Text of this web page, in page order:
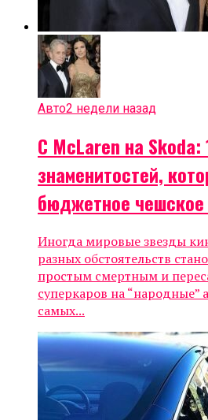
Авто2 недели назад
C McLaren на Skoda:
знаменитостей,
бюджетное чешское
Иногда мировые звезды
разных обстоятельств
простым смертным и
суперкаров на
самых...